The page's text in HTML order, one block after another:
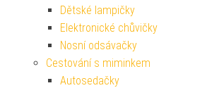
Dětské lampičky
Elektronické chůvičky
Nosní odsávačky
Cestování s miminkem
Autosedačky